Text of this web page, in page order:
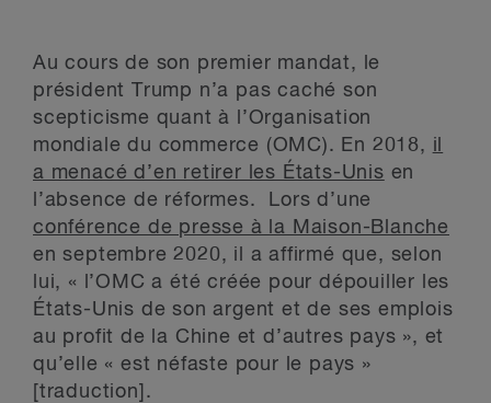
Au cours de son premier mandat, le
président Trump n’a pas caché son
scepticisme quant à l’Organisation
mondiale du commerce (OMC). En 2018, il
a menacé d’en retirer les États-Unis en
l’absence de réformes. Lors d’une
conférence de presse à la Maison-Blanche
en septembre 2020, il a affirmé que, selon
lui, « l’OMC a été créée pour dépouiller les
États-Unis de son argent et de ses emplois
au profit de la Chine et d’autres pays », et
qu’elle « est néfaste pour le pays »
[traduction].